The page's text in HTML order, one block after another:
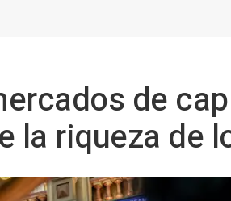
de
la riqueza de